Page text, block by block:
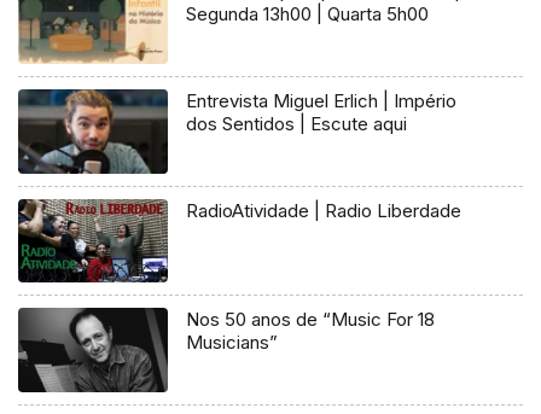
Segunda 13h00 | Quarta 5h00
Entrevista Miguel Erlich | Império
dos Sentidos | Escute aqui
RadioAtividade | Radio Liberdade
Nos 50 anos de “Music For 18
Musicians”